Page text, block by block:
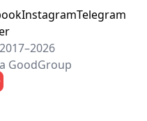
InstagramTelegram
GoodGroup